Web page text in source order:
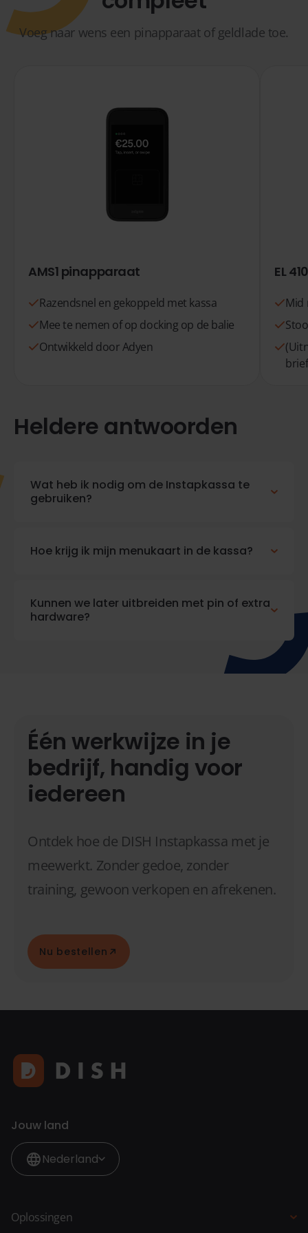
Voeg naar wens een pinapparaat of geldlade toe.
AMS1 pinapparaat
Razendsnel en gekoppeld met kassa
Mee te nemen of op docking op de balie
Ontwikkeld door Adyen
EL
Mid
Heldere antwoorden
Wat heb ik nodig om de Instapkassa te
gebruiken?
Hoe krijg ik mijn menukaart in de kassa?
Kunnen we later uitbreiden met pin of extra
hardware?
Één werkwijze in je
bedrijf, handig voor
iedereen
Ontdek hoe de DISH Instapkassa met je
meewerkt. Zonder gedoe, zonder
training, gewoon verkopen en afrekenen.
Nu bestellen
Jouw land
Nederland
Oplossingen